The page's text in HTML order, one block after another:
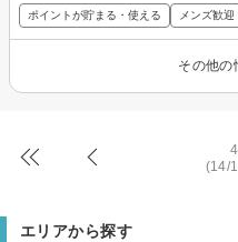
ポイントが貯まる・使える メンズ歓迎
その他の
(14/
エリアから探す